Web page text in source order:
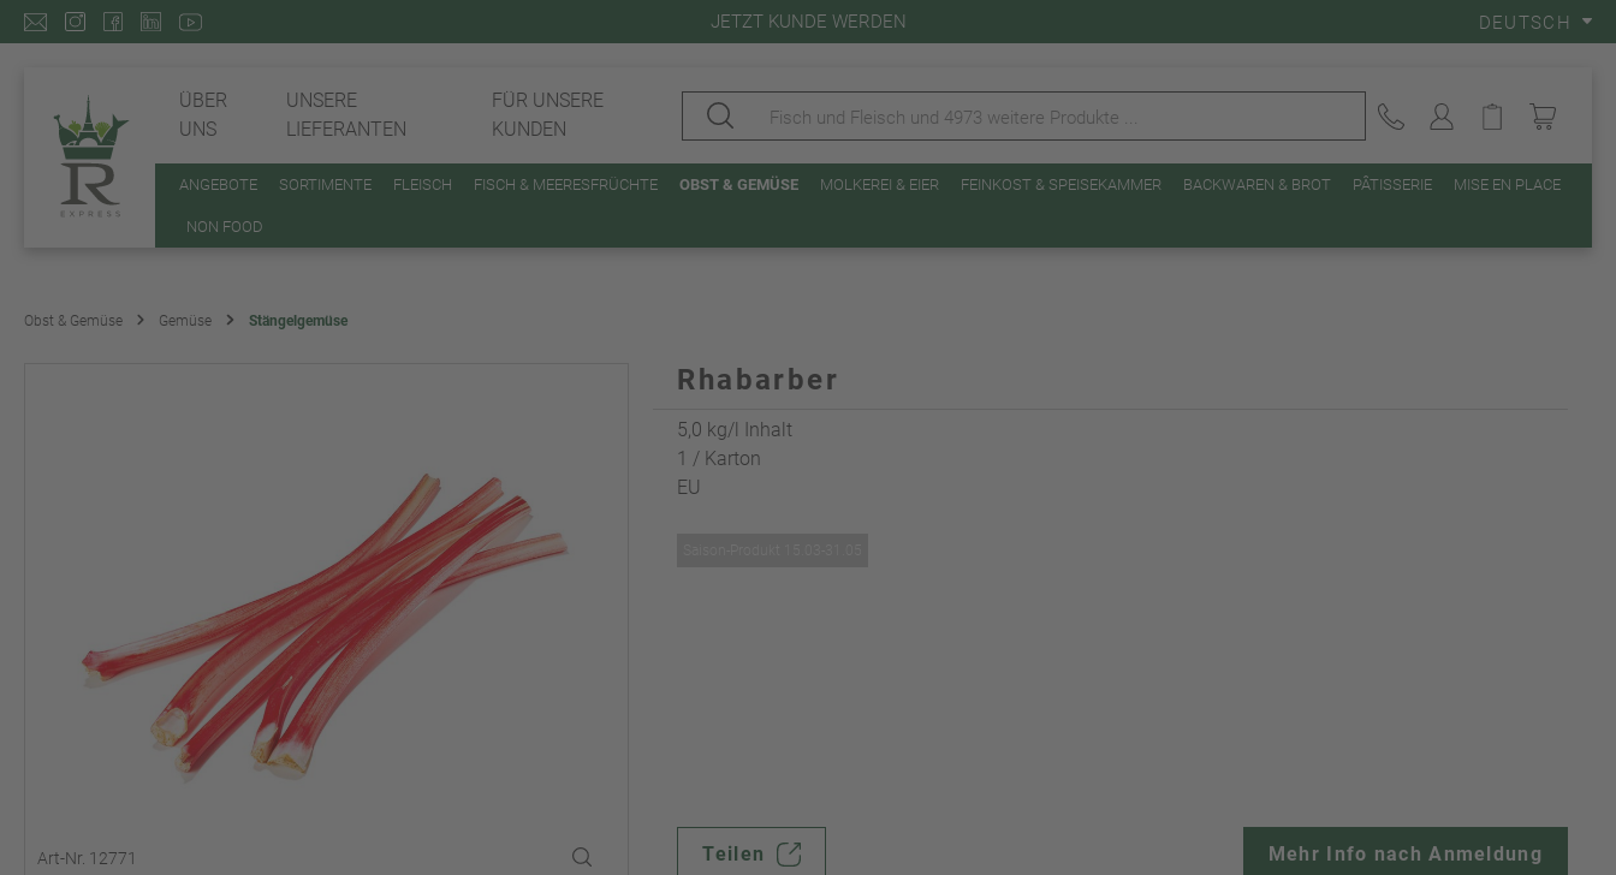
JETZT KUNDE WERDEN DEUTSCH
ÜBER
UNS
UNSERE
LIEFERANTEN
FÜR UNSERE
KUNDEN
ANGEBOTE SORTIMENTE FLEISCH FISCH & MEERESFRÜCHTE OBST & GEMÜSE MOLKEREI & EIER FEINKOST & SPEISEKAMMER BACKWAREN & BROT PÂTISSERIE MISE EN PLACE
NON FOOD
Obst & Gemüse Gemüse Stängelgemüse
Art-Nr. 12771
Rhabarber
5,0 kg/l Inhalt
1 / Karton
EU
Teilen Mehr Info nach Anmeldung